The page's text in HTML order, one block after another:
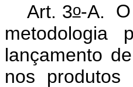
Art. 3o-A.
lançamento
nos